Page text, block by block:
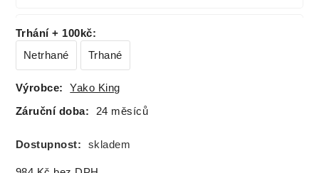
140
146
Trhání + 100kč:
Netrhané
Trhané
Výrobce: Yako King
Záruční doba: 24 měsíců
Dostupnost: skladem